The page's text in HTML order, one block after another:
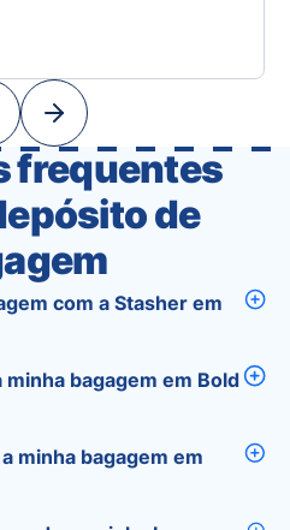
Tourist App Unique?
Tourist combines
becomes as
frequentes
de
com a Stasher em
bagagem em Bold
minha bagagem em